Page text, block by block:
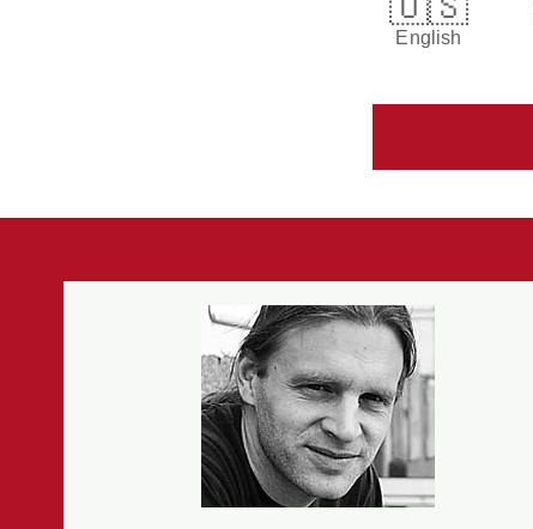
English